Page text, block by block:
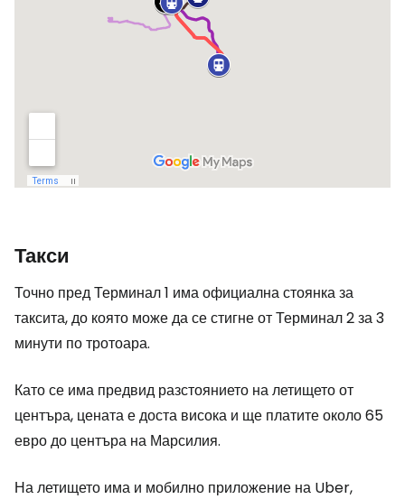
Такси
Точно пред Терминал 1 има официална стоянка за
таксита, до която може да се стигне от Терминал 2 за 3
минути по тротоара.
Като се има предвид разстоянието на летището от
центъра, цената е доста висока и ще платите около 65
евро до центъра на Марсилия.
На летището има и мобилно приложение на Uber,